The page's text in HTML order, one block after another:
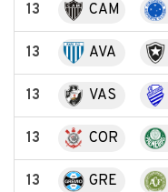
13 CAM
13 AVA
13 VAS
13 COR
13 GRE